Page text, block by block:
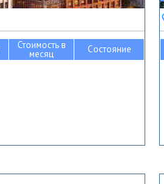
Стоимость в
месяц Состояние